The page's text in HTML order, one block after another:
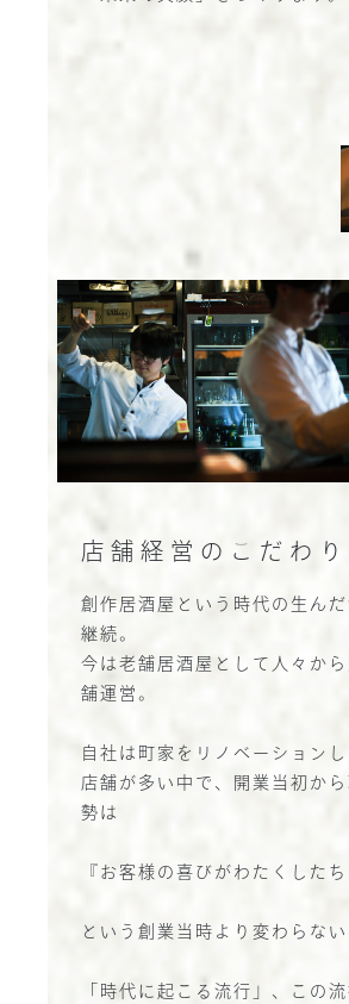
店舗経営のこだわり
創作居酒屋という時代の生ん
継続。
今は老舗居酒屋として人々か
舗運営。
自社は町家をリノベーション
店舗が多い中で、開業当初か
勢は
『お客様の喜びがわたくしたち
という創業当時より変わらない
「時代に起こる流行」、この